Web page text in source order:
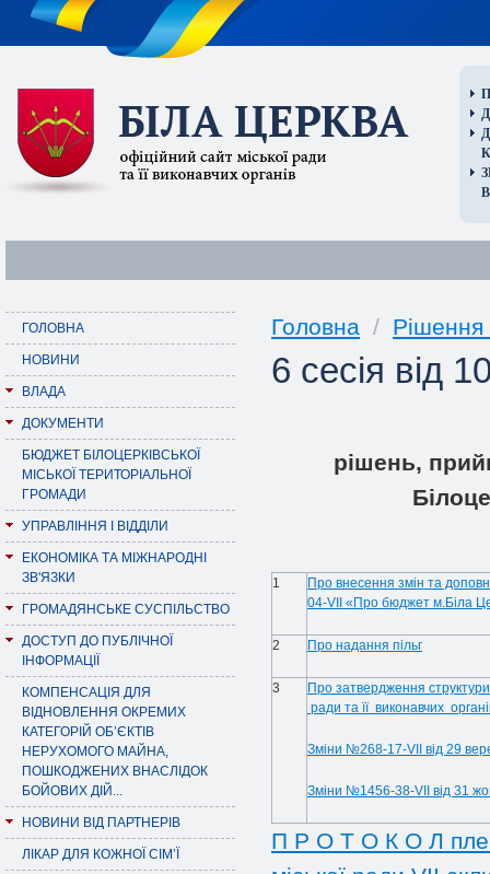
ГОЛОВНА
НОВИНИ
ВЛАДА
ДОКУМЕНТИ
БЮДЖЕТ БІЛОЦЕРКІВСЬКОЇ
МІСЬКОЇ ТЕРИТОРІАЛЬНОЇ
ГРОМАДИ
УПРАВЛІННЯ І ВІДДІЛИ
ЕКОНОМІКА ТА МІЖНАРОДНІ
ЗВ'ЯЗКИ
ГРОМАДЯНСЬКЕ СУСПІЛЬСТВО
ДОСТУП ДО ПУБЛІЧНОЇ
ІНФОРМАЦІЇ
КОМПЕНСАЦІЯ ДЛЯ
ВІДНОВЛЕННЯ ОКРЕМИХ
КАТЕГОРІЙ ОБ’ЄКТІВ
НЕРУХОМОГО МАЙНА,
ПОШКОДЖЕНИХ ВНАСЛІДОК
БОЙОВИХ ДІЙ...
НОВИНИ ВІД ПАРТНЕРІВ
ЛІКАР ДЛЯ КОЖНОЇ СІМ’Ї
Головна / Рішення
6 сесія від
рішень,
1
Про внесення змін та
04-VІІ «Про бюджет м.Біла
2 Про надання пільг
3
Про затвердження
ради та її виконавчих
Зміни №268-17-VII від 29
Зміни №1456-38-VII від 31
П Р О Т О К О Л